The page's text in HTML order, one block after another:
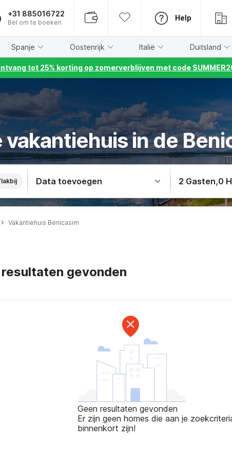
+31 885016722
Bel om te boeken
Help
Spanje Oostenrijk Italië Duitsland
tot 25% korting op zomerverblijven met code
in de
Data toevoegen 2 Gasten,0
Vakantiehuis Benicasim
resultaten gevonden
Geen resultaten gevonden
Er zijn geen homes die aan je
binnenkort zijn!